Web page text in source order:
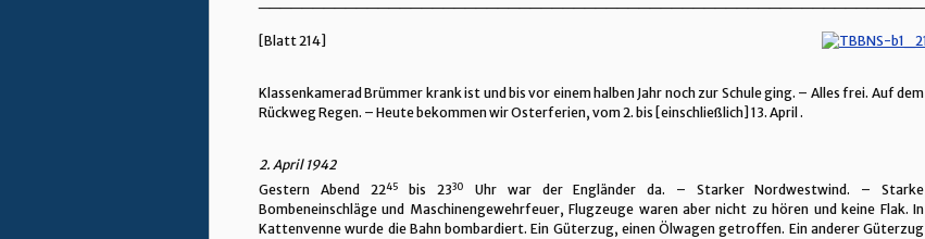
[Blatt 214]
Klassenkamerad Brümmer krank ist und bis vor einem halben Jahr noch zur Schule ging. – Alles frei. Auf dem
Rückweg Regen. – Heute bekommen wir Osterferien, vom 2. bis [einschließlich] 13. April .
2. April 1942
Gestern Abend 2245 bis 2330
Uhr war der Engländer da. – Starker Nordwestwind. – Starke
Bombeneinschläge und Maschinengewehrfeuer, Flugzeuge waren aber nicht zu hören und keine Flak. In
Kattenvenne wurde die Bahn bombardiert. Ein Güterzug, einen Ölwagen getroffen. Ein anderer Güterzug